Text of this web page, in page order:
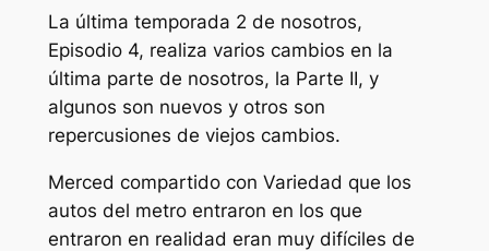
La última temporada 2 de nosotros,
Episodio 4, realiza varios cambios en la
última parte de nosotros, la Parte II, y
algunos son nuevos y otros son
repercusiones de viejos cambios.
Merced compartido con Variedad que los
autos del metro entraron en los que
entraron en realidad eran muy difíciles de